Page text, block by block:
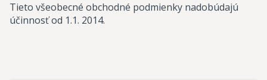
Tieto všeobecné obchodné podmienky nadobúdajú
účinnosť od 1.1. 2014.